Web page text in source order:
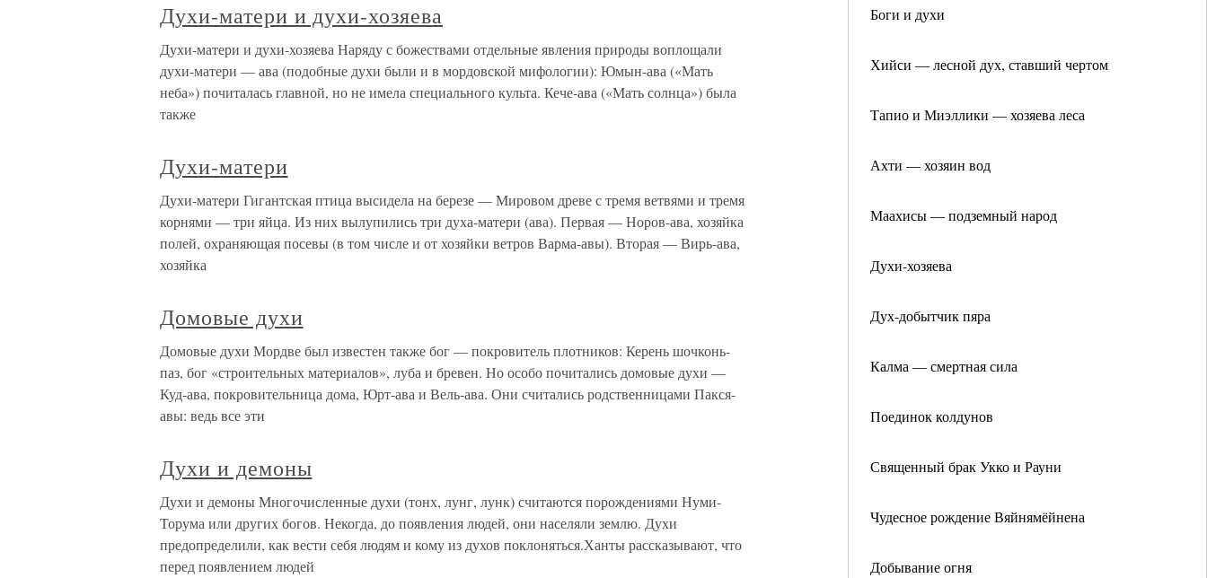
Боги и духи
Хийси — лесной дух, ставший чертом
Тапио и Миэллики — хозяева леса
Ахти — хозяин вод
Маахисы — подземный народ
Духи-хозяева
Дух-добытчик пяра
Калма — смертная сила
Поединок колдунов
Священный брак Укко и Рауни
Чудесное рождение Вяйнямёйнена
Добывание огня
Духи-матери и духи-хозяева
Духи-матери и духи-хозяева Наряду с божествами отдельные явления природы воплощали
духи-матери — ава (подобные духи были и в мордовской мифологии): Юмын-ава («Мать
неба») почиталась главной, но не имела специального культа. Кече-ава («Мать солнца») была
также
Духи-матери
Духи-матери Гигантская птица высидела на березе — Мировом древе с тремя ветвями и тремя
корнями — три яйца. Из них вылупились три духа-матери (ава). Первая — Норов-ава, хозяйка
полей, охраняющая посевы (в том числе и от хозяйки ветров Варма-авы). Вторая — Вирь-ава,
хозяйка
Домовые духи
Домовые духи Мордве был известен также бог — покровитель плотников: Керень шочконь-
паз, бог «строительных материалов», луба и бревен. Но особо почитались домовые духи —
Куд-ава, покровительница дома, Юрт-ава и Вель-ава. Они считались родственницами Пакся-
авы: ведь все эти
Духи и демоны
Духи и демоны Многочисленные духи (тонх, лунг, лунк) считаются порождениями Нуми-
Торума или других богов. Некогда, до появления людей, они населяли землю. Духи
предопределили, как вести себя людям и кому из духов поклоняться.Ханты рассказывают, что
перед появлением людей